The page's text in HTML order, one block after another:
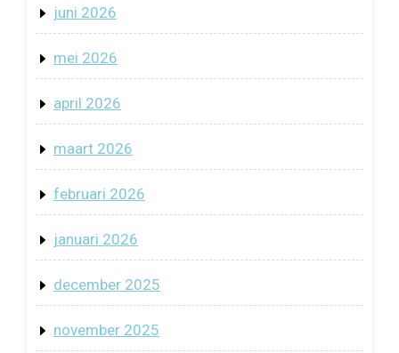
juni 2026
mei 2026
april 2026
maart 2026
februari 2026
januari 2026
december 2025
november 2025